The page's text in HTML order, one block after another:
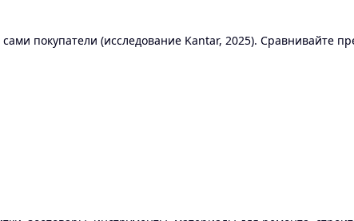
покупатели (исследование Kantar, 2025). Сравнивайте